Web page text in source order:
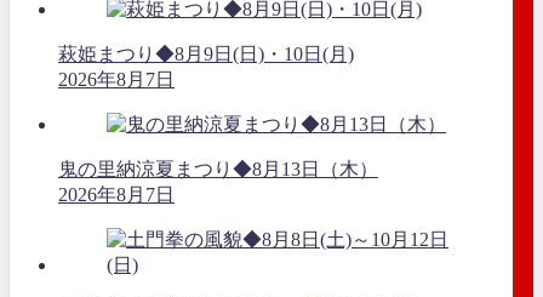
萩姫まつり◆8月9日(日)・10日(月)
2026年8月7日
鬼の里納涼夏まつり◆8月13日（木）
2026年8月7日